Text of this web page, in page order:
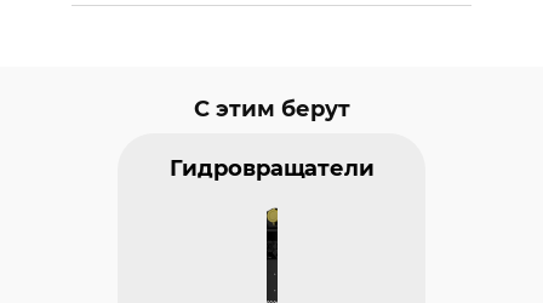
С этим берут
Гидровращатели